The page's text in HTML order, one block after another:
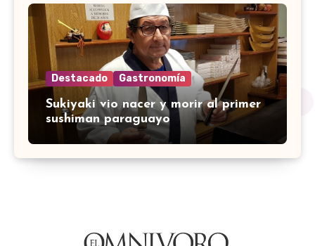
Destacado Gastronomía
Sukiyaki vio nacer y morir al primer
sushiman paraguayo